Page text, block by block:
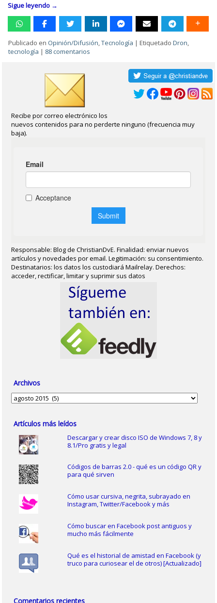
Sigue leyendo →
Publicado en Opinión/Difusión ,Tecnología |Etiquetado Dron
tecnología | 88 comentarios
Recibe por correo electrónico los
nuevos contenidos para no perderte ninguno (frecuencia muy
baja).
Responsable: Blog de ChristianDvE. Finalidad: enviar nuevos
artículos y novedades por email. Legitimación: su consentimiento.
Destinatarios: los datos los custodiará Mailrelay. Derechos:
acceder, rectificar, limitar y suprimir sus datos
Archivos
Archivos
Artículos más leídos
Descargar y crear disco ISO de Windows 7, 8 y
8.1/Pro gratis y legal
Códigos de barras 2.0 - qué es un código QR y
para qué sirven
Cómo usar cursiva, negrita, subrayado en
Instagram, Twitter/Facebook y más
Cómo buscar en Facebook post antiguos y
mucho más fácilmente
Qué es el historial de amistad en Facebook (y
truco para curiosear el de otros) [Actualizado]
Comentarios recientes